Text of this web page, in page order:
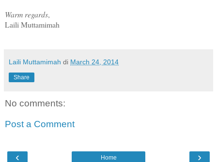
Warm regards,
Laili Muttamimah
Laili Muttamimah di March 24, 2014
Share
No comments:
Post a Comment
‹ ›
Home